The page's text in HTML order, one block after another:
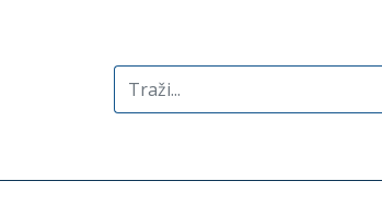
Search
for: